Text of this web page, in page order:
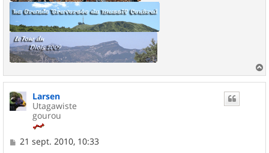
a
Larsen
Utagawiste
gourou
M
21 sept. 2010, 10:33